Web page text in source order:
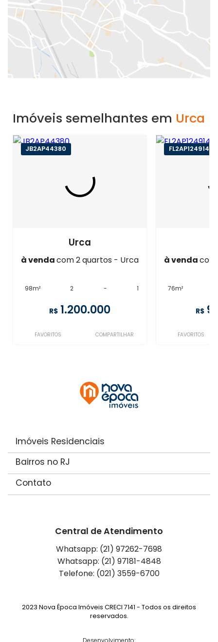
Imóveis semelhantes em Urca
JB2AP44380
Urca
à vendacom 2 quartos - Urca
98m² 2 - 1
R$ 1.200.000
FAVORITOS COMPARTILHAR
FL2AP124914
à venda
76m²
R$
FAVORITOS
Imóveis Residenciais
Bairros no RJ
Contato
Central de Atendimento
Whatsapp: (21) 97262-7698
Whatsapp: (21) 97181-4848
Telefone: (021) 3559-6700
2023 Nova Época Imóveis CRECI 7141 - Todos os direitos
reservados.
Desenvolvimento: